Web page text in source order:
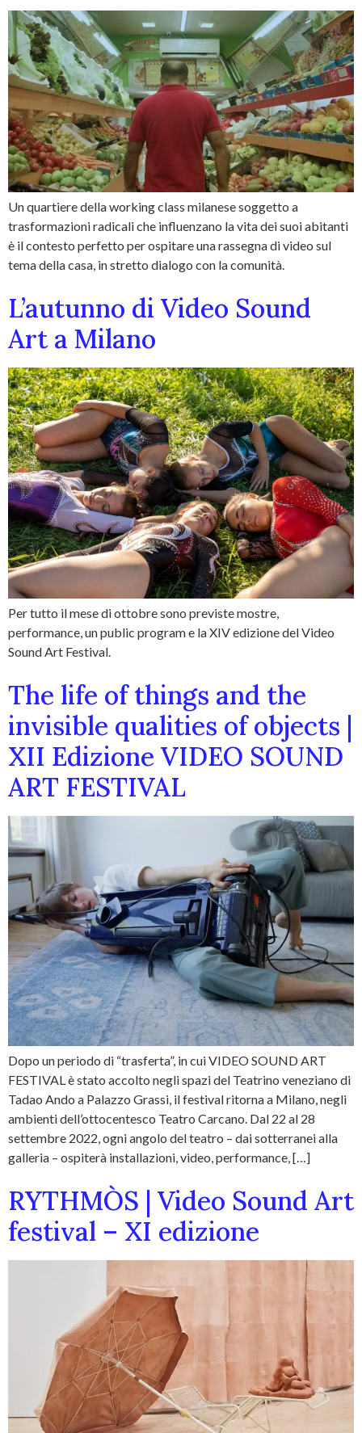
Un quartiere della working class milanese soggetto a
trasformazioni radicali che influenzano la vita dei suoi abitanti
è il contesto perfetto per ospitare una rassegna di video sul
tema della casa, in stretto dialogo con la comunità.
L’autunno di Video Sound
Art a Milano
Per tutto il mese di ottobre sono previste mostre,
performance, un public program e la XIV edizione del Video
Sound Art Festival.
The life of things and the
invisible qualities of objects |
XII Edizione VIDEO SOUND
ART FESTIVAL
Dopo un periodo di “trasferta”, in cui VIDEO SOUND ART
FESTIVAL è stato accolto negli spazi del Teatrino veneziano di
Tadao Ando a Palazzo Grassi, il festival ritorna a Milano, negli
ambienti dell’ottocentesco Teatro Carcano. Dal 22 al 28
settembre 2022, ogni angolo del teatro – dai sotterranei alla
galleria – ospiterà installazioni, video, performance, […]
RYTHMÒS | Video Sound Art
festival – XI edizione